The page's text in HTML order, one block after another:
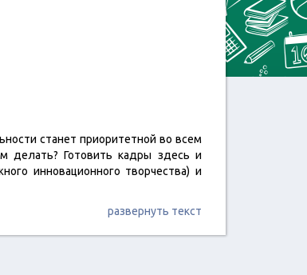
станет приоритетной во всем
делать? Готовить кадры здесь и
инновационного творчества) и
развернуть текст